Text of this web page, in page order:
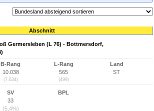
Abschnitt
Germersleben (L 76) - Bottmersdorf,
B-Rang
10.038
(7.634)
L-Rang
565
(499)
Land
ST
SV
33
(5,4%)
BPL